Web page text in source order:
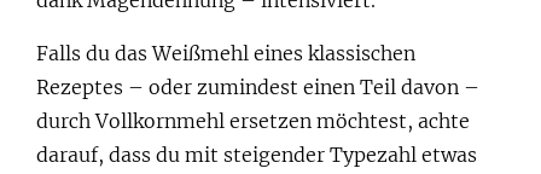
Falls du das Weißmehl eines klassischen
Rezeptes – oder zumindest einen Teil davon –
durch Vollkornmehl ersetzen möchtest, achte
darauf, dass du mit steigender Typezahl etwas